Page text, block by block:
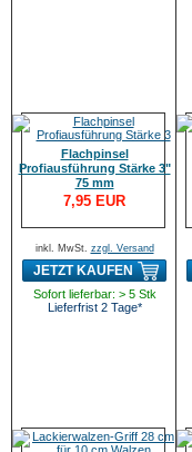
Flachpinsel
Profiausführung Stärke 3"
75 mm
7,95 EUR
inkl. MwSt. zzgl. Versand
JETZT KAUFEN
Sofort lieferbar: > 5 Stk
Lieferfrist 2 Tage*